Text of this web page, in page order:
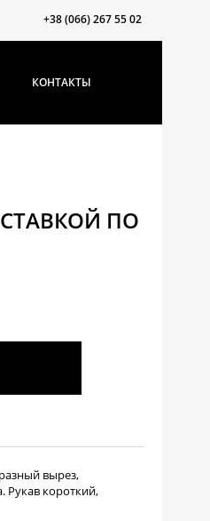
+38 (066) 267 55 02
КОНТАКТЫ
ПО
вырез,
Рукав короткий,